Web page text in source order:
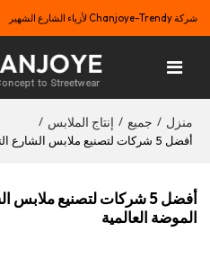
شركة Chanjoye-Trendy لأزياء الشارع الشهير
منزل / جميع / إنتاج الملابس /
أفضل 5 شركات لتصنيع ملابس الشارع التي تحدد اتجاهات الموضة العالمية
أفضل 5 شركات لتصنيع
الموضة العالمية